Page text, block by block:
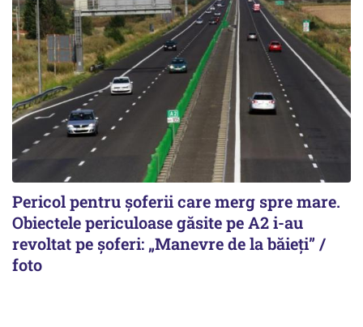
Pericol pentru șoferii care merg spre mare.
Obiectele periculoase găsite pe A2 i-au
revoltat pe șoferi: „Manevre de la băieți” /
foto